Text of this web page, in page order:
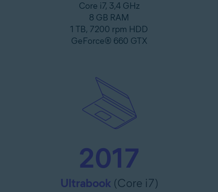
Core i7, 3,4 GHz
8 GB RAM
1 TB, 7200 rpm HDD
GeForce® 660 GTX
2017
Ultrabook (Core i7)